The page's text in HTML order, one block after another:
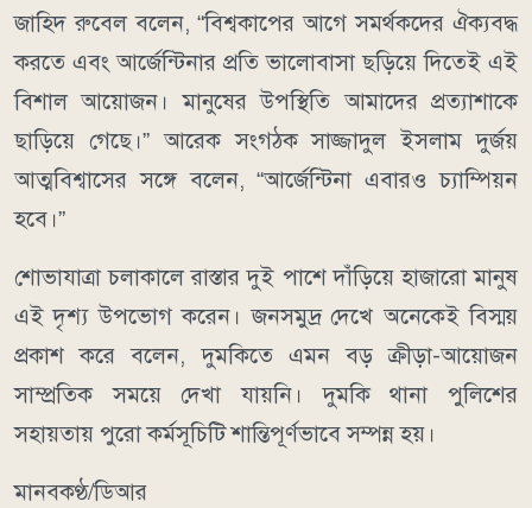
জাহিদ রুবেল বলেন, “বিশ্বকাপের আগে সমর্থকদের ঐক্যবদ্ধ
করতে এবং আর্জেন্টিনার প্রতি ভালোবাসা ছড়িয়ে দিতেই এই
বিশাল আয়োজন। মানুষের উপস্থিতি আমাদের প্রত্যাশাকে
ছাড়িয়ে গেছে।” আরেক সংগঠক সাজ্জাদুল ইসলাম দুর্জয়
আত্মবিশ্বাসের সঙ্গে বলেন, “আর্জেন্টিনা এবারও চ্যাম্পিয়ন
হবে।”
শোভাযাত্রা চলাকালে রাস্তার দুই পাশে দাঁড়িয়ে হাজারো মানুষ
এই দৃশ্য উপভোগ করেন। জনসমুদ্র দেখে অনেকেই বিস্ময়
প্রকাশ করে বলেন, দুমকিতে এমন বড় ক্রীড়া-আয়োজন
সাম্প্রতিক সময়ে দেখা যায়নি। দুমকি থানা পুলিশের
সহায়তায় পুরো কর্মসূচিটি শান্তিপূর্ণভাবে সম্পন্ন হয়।
মানবকণ্ঠ/ডিআর